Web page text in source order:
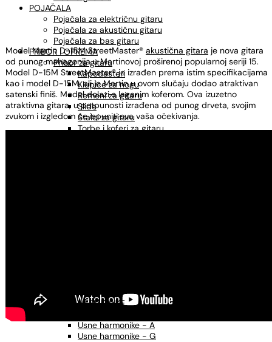
POJAČALA
Pojačala za električnu gitaru
Pojačala za akustičnu gitaru
Pojačala za bas gitaru
PRIBOR I OPREMA
Pribor za gitaru
Kapodasteri
Klupice za nogu
Remeni za gitaru
Slide
Stalci za gitaru
Torbe i koferi za gitaru
OSTALO
USNE HARMONIKE
Usne harmonike - A
Usne harmonike - G
Model Martin D-15M StreetMaster® akustična gitara je nova gitara
od punog mahagonija u Martinovoj proširenoj popularnoj seriji 15.
Model D-15M StreetMaster® je izrađen prema istim specifikacijama
kao i model D-15M, ali je Martin u ovom slučaju dodao atraktivan
satenski finiš. Model dolazi s laganim koferom. Ova izuzetno
atraktivna gitara, u potpunosti izrađena od punog drveta, svojim
zvukom i izgledom će ispuniti sva vaša očekivanja.